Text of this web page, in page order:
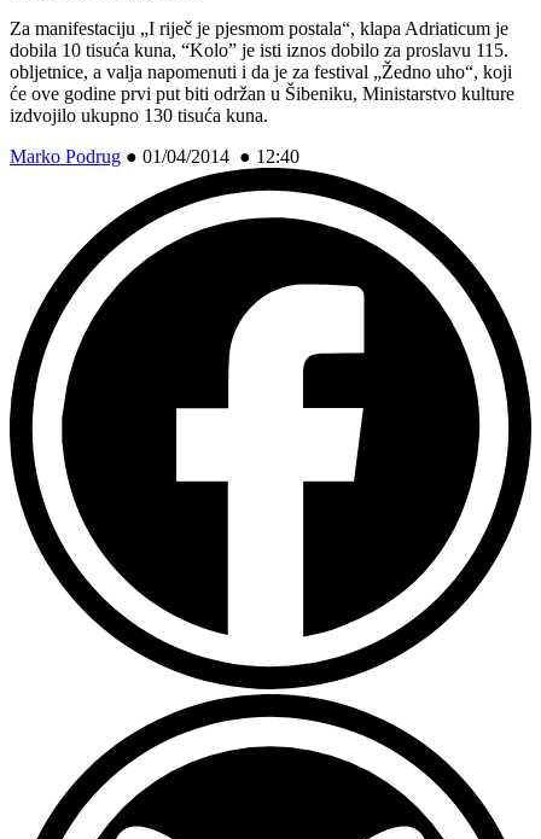
Za manifestaciju „I riječ je pjesmom postala“, klapa Adriaticum je
dobila 10 tisuća kuna, “Kolo” je isti iznos dobilo za proslavu 115.
obljetnice, a valja napomenuti i da je za festival „Žedno uho“, koji
će ove godine prvi put biti održan u Šibeniku, Ministarstvo kulture
izdvojilo ukupno 130 tisuća kuna.
Marko Podrug ● 01/04/2014 ● 12:40